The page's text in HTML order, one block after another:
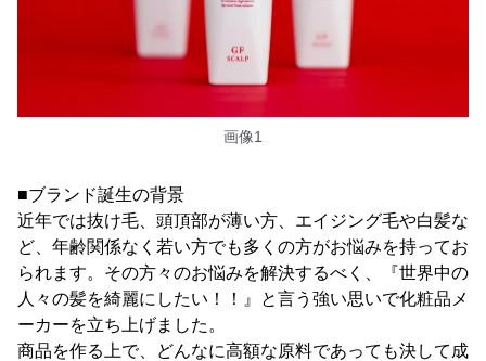
画像1
■ブランド誕生の背景
近年では抜け毛、頭頂部が薄い方、エイジング毛や白髪な
ど、年齢関係なく若い方でも多くの方がお悩みを持ってお
られます。その方々のお悩みを解決するべく、『世界中の
人々の髪を綺麗にしたい！！』と言う強い思いで化粧品メ
ーカーを立ち上げました。
商品を作る上で、どんなに高額な原料であっても決して成